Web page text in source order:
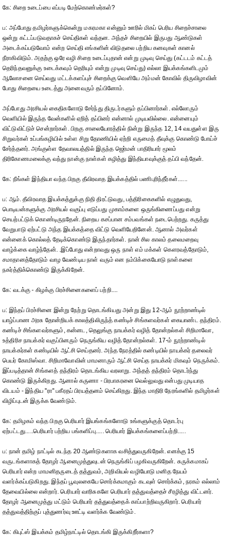
கே: சிறை உடைப்பை எப்படி மேற்கொண்டீர்கள்?
ப: அப்போது தமிழர்களுக்கென்று மகரமகா என்னும் ஊரில் மிகப் பெரிய சிறைச்சாலை
ஒன்று கட்டப்படுவதாகச் செய்திகள் வந்தன. அந்தச் சிறையில் இருபது ஆண்டுகள்
அடைக்கப்படுவோம் என்ற செய்தி எங்களின் விடுதலை பற்றிய கனவுகள் கானல்
நீராகிவிடும். அதற்கு ஒரே வழி சிறை உடைப்புதான் என்று முடிவு செய்து (கட்டடம் கட்டத்
தெரிந்தவனுக்கு உடைக்கவும் தெரியும் என்று முடிவு செய்து) எல்லா இயக்கங்களிடமும்
ஆலோசனை செய்வது மட்டக்களப்புச் சிறைக்கு வெளியே அம்மன் கோவில் திருவிழாவின்
போது சிறையை உடைத்து அனைவரும் தப்பினோம்.
அப்போது அரசியல் கைதிகளோடு சேர்ந்து திருடர்களும் தப்பினார்கள். எல்லோரும்
வெளியில் இருந்த வேன்களில் ஏறித் தப்பினர் என்னால் முடியவில்லை. என்னையும்
விட்டுவிட்டுச் சென்றார்கள். பிறகு சாலையோரத்தில் நின்று இருந்த 12, 14 வயதுள்ள இரு
சிறுவர்கள் உப்பங்கழியில் உள்ள சிறு தோணியில் ஏற்றி எருமைத் தீவுக்கு கொண்டு போய்ச்
சேர்த்தனர். அங்குள்ள தேவாலயத்தில் இருந்த ஜெர்மன் பாதிரியார் மூலம்
திரிகோணமலைக்கு வந்து நான்கு நாள்கள் கழித்து இந்தியாவுக்குத் தப்பி வந்தேன்.
கே: நீங்கள் இந்தியா வந்த பிறகு தீவிரவாத இயக்கத்தில் பணிபுரிந்தீர்கள்......
ப: ஆம். தீவிரவாத இயக்கத்துக்கு நிதி திரட்டுவது, பத்திரிகைகளில் எழுதுவது,
பொடியன்களுக்கு அரசியல் வகுப்பு எடுப்பது முகாம்களை ஒருங்கிணைப்பது என்று
செயற்பட்டுக் கொண்டிருநதேன். நிறைய கசப்பான சம்பவங்கள் நடைபெற்றது. கருத்து
வேறுபாடு ஏற்பட்டு அந்த இயக்கத்தை விட்டு வெளியேறினேன். ஆனால் அவர்கள்
என்னைக் கொல்லத் தேடிக்கொண்டு இருந்தார்கள். நான் சில காலம் தலைமறைவு
வாழ்க்கை வாழ்ந்தேன். .இப்போது என்றாவது ஒரு நாள் எம் மக்கள் கௌரவத்தோடும்,
சமாதானத்தோடும் வாழ வேண்டிய நாள் வரும் என நம்பிக்கையோடு நாள்களை
நகர்த்திக்கொண்டு இருக்கிறேன்.
கே: வடக்கு - கிழக்கு பிரச்சினைகளைப் பற்றி....
ப: இந்தப் பிரச்சினை இன்று நேற்று தொடங்கியது அன்று இது 12-ஆம் நூற்றாண்டில்
யாழ்ப்பாண அரசு தோன்றியக் காலத்திலிருந்த் கண்டிச் சிங்களவர்கள் கையாண்ட தந்திரம்.
கண்டிச் சிங்களவர்களும், கன்னட, தெலுங்கு நாயக்கர் வழித் தோன்றல்கள் சிறிமாவோ,
உத்திரிச நாயக்கர் வகுப்பினரும் நெருங்கிய வழித் தோன்றல்கள். 17-ம் நூற்றாண்டில்
நாயக்கர்கள் கண்டியில் ஆட்சி செய்தனர். அந்த நேரத்தில் கண்டியில் நாயக்கர் தலைவர்
பெயர் கோமிஸ்வா. சிறிமாவோவின் மாமனாரும் ஆட்சி செய்த நாயக்கர் மிகவும் நெருக்கம்.
இப்படித்தான் சிங்களத் தந்திரம் தொடங்கிய வரலாறு. அந்தத் தந்திரம் தொடர்ந்து
கொண்டு இருக்கிறது. ஆனால் கருணா - பிரபாகரனை வெல்லுவது என்பது முடியாத
விடயம் - இந்திய ''ரா'' பகீரதப் பிரயத்தனம் செய்கிறது. இந்த மாதிரி நேரங்களில் தமிழர்கள்
விழிப்புடன் இருக்க வேண்டும்.
கே: தமிழகம் வந்த பிறகு பெரியார் இயங்கங்களோடு உங்களுக்குத் தொடர்பு
ஏற்பட்டது.....பெரியார் பற்றிய பங்களிப்பு..... பெரியார் இயக்கங்களைப்பற்றி.....
ப: நான் தமிழ் நாட்டில் கடந்த 20 ஆண்டுகளாக வசித்துவருகிறேன். எனக்கு 15
வருடங்களாகத் தோழர் ஆனைமுத்துவுடன் நெருங்கிப் பழகிவருகிறேன். சுருக்கமாகப்
பெரியார் என்ற மாமனிதருடைத் தத்துவம், அறிவியல் வழியோடு மனித நேயம்
வளர்க்கப்படுகிறது. இந்தப் பூவுலகையே சொர்க்கமாகும் கடவுள் சொர்க்கம், நரகம் எல்லாம்
தேவையில்லை என்றார். பெரியார் வாரிசுகளே பெரியார் தத்துவத்தைச் சீரழித்து விட்டனர்.
தோழர் ஆனைமுத்து மட்டும் பெரியார் தத்துவத்தைக் காப்பாற்றிவருகிறார். பெரியார்
தத்துவத்திற்குப் புத்துணர்வு ஊட்டி வளர்க்க வேண்டும்.
கே: கிபுட்ஸ் இயக்கம் தமிழ்நாட்டில் தொடங்கி இருக்கிறீர்களா?